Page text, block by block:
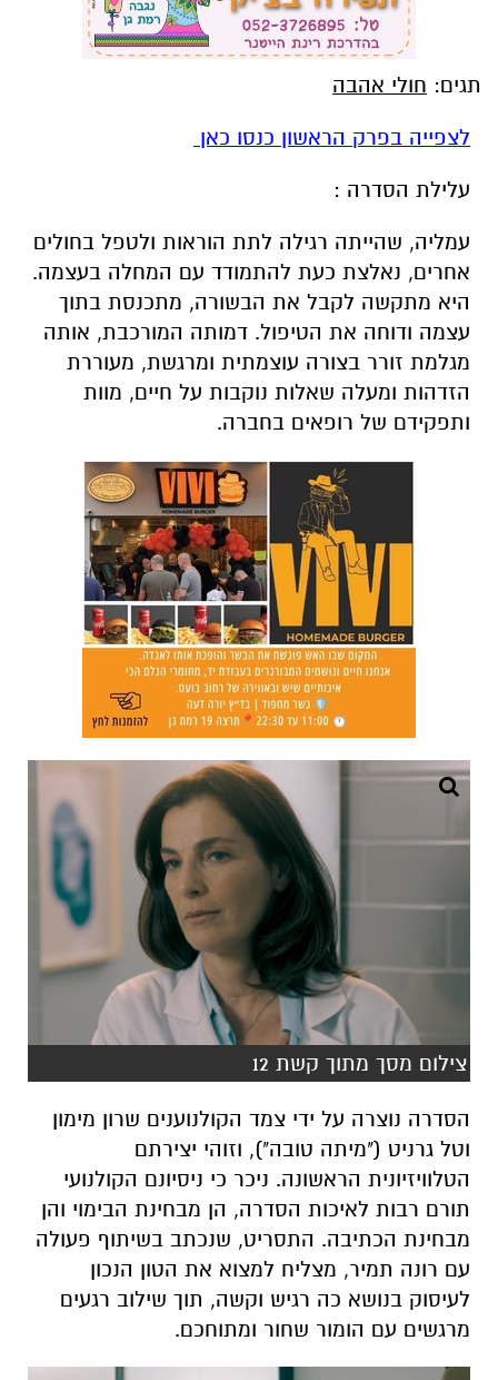
תגים: חולי אהבה
לצפייה בפרק הראשון כנסו כאן
עלילת הסדרה :
עמליה, שהייתה רגילה לתת הוראות ולטפל בחולים
אחרים, נאלצת כעת להתמודד עם המחלה בעצמה.
היא מתקשה לקבל את הבשורה, מתכנסת בתוך
עצמה ודוחה את הטיפול. דמותה המורכבת, אותה
מגלמת זורר בצורה עוצמתית ומרגשת, מעוררת
הזדהות ומעלה שאלות נוקבות על חיים, מוות
ותפקידם של רופאים בחברה.
צילום מסך מתוך קשת 12
הסדרה נוצרה על ידי צמד הקולנוענים שרון מימון
וטל גרניט ("מיתה טובה"), וזוהי יצירתם
הטלוויזיונית הראשונה. ניכר כי ניסיונם הקולנועי
תורם רבות לאיכות הסדרה, הן מבחינת הבימוי והן
מבחינת הכתיבה. התסריט, שנכתב בשיתוף פעולה
עם רונה תמיר, מצליח למצוא את הטון הנכון
לעיסוק בנושא כה רגיש וקשה, תוך שילוב רגעים
מרגשים עם הומור שחור ומתוחכם.